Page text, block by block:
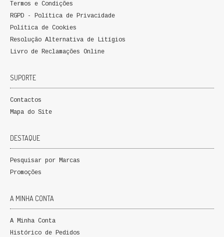
Termos e Condições
RGPD - Política de Privacidade
Política de Cookies
Resolução Alternativa de Litígios
Livro de Reclamações Online
SUPORTE
Contactos
Mapa do Site
DESTAQUE
Pesquisar por Marcas
Promoções
A MINHA CONTA
A Minha Conta
Histórico de Pedidos